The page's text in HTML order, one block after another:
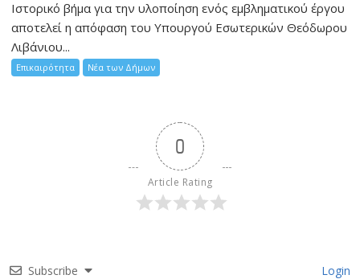
Ιστορικό βήμα για την υλοποίηση ενός εμβληματικού έργου
αποτελεί η απόφαση του Υπουργού Εσωτερικών Θεόδωρου
Λιβάνιου...
Επικαιρότητα Νέα των Δήμων
0
Article Rating
Subscribe Login